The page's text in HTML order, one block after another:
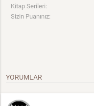
Kitap Serileri:
Sizin Puanınız:
YORUMLAR